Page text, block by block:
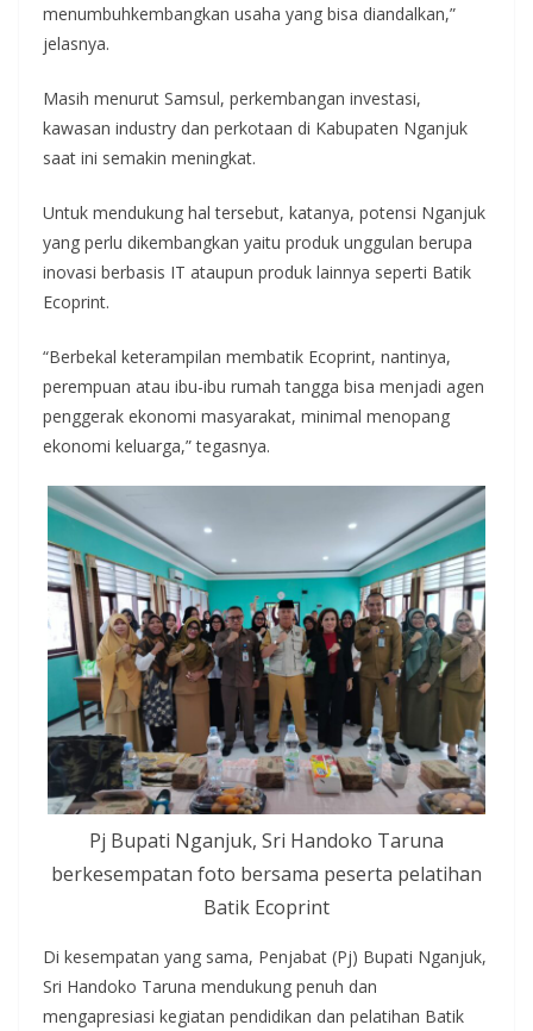
menumbuhkembangkan usaha yang bisa diandalkan,”
jelasnya.
Masih menurut Samsul, perkembangan investasi,
kawasan industry dan perkotaan di Kabupaten Nganjuk
saat ini semakin meningkat.
Untuk mendukung hal tersebut, katanya, potensi Nganjuk
yang perlu dikembangkan yaitu produk unggulan berupa
inovasi berbasis IT ataupun produk lainnya seperti Batik
Ecoprint.
“Berbekal keterampilan membatik Ecoprint, nantinya,
perempuan atau ibu-ibu rumah tangga bisa menjadi agen
penggerak ekonomi masyarakat, minimal menopang
ekonomi keluarga,” tegasnya.
Pj Bupati Nganjuk, Sri Handoko Taruna
berkesempatan foto bersama peserta pelatihan
Batik Ecoprint
Di kesempatan yang sama, Penjabat (Pj) Bupati Nganjuk,
Sri Handoko Taruna mendukung penuh dan
mengapresiasi kegiatan pendidikan dan pelatihan Batik